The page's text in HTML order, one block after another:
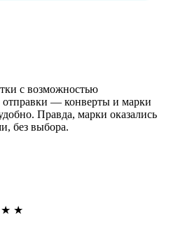
с возможностью
отправки — конверты и марки
Правда, марки оказались
без выбора.
★ ★